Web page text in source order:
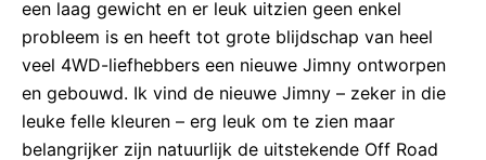
een laag gewicht en er leuk uitzien geen enkel
probleem is en heeft tot grote blijdschap van heel
veel 4WD-liefhebbers een nieuwe Jimny ontworpen
en gebouwd. Ik vind de nieuwe Jimny – zeker in die
leuke felle kleuren – erg leuk om te zien maar
belangrijker zijn natuurlijk de uitstekende Off Road